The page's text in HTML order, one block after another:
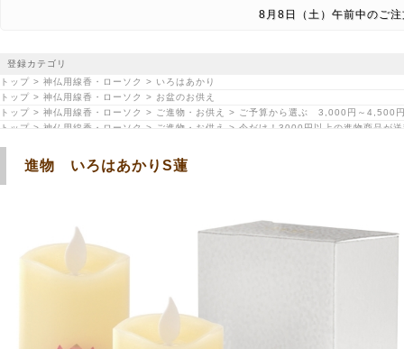
8月8日（土）午前中のご
登録カテゴリ
トップ > 神仏用線香・ローソク > いろはあかり
トップ > 神仏用線香・ローソク > お盆のお供え
トップ > 神仏用線香・ローソク > ご進物・お供え > ご予算から選ぶ 3,000円～4,500
トップ > 神仏用線香・ローソク > ご進物・お供え > 今だけ！3000円以上の進物商品が
進物 いろはあかりS蓮